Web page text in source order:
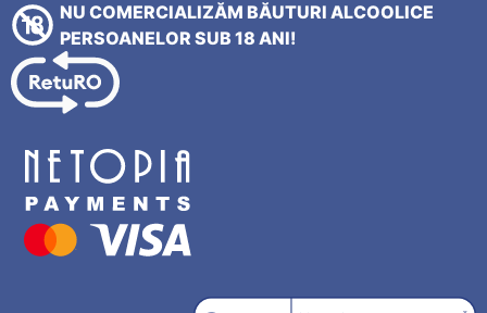
NU COMERCIALIZĂM BĂUTURI ALCOOLICE
PERSOANELOR SUB 18 ANI!